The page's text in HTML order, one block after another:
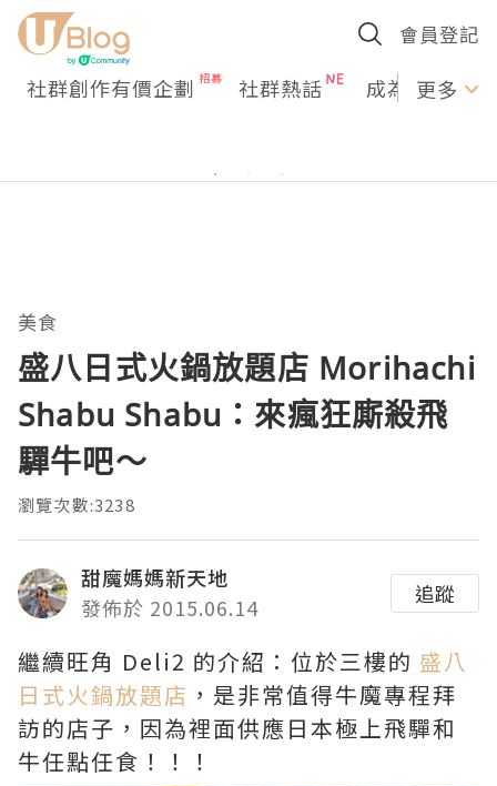
會員登記
社群創作有價企劃 社群熱話 成為U更多
美食
盛八日式火鍋放題店 Morihachi
Shabu Shabu：來瘋狂廝殺飛
驒牛吧～
瀏覽次數:3238
甜魔媽媽新天地
發佈於 2015.06.14
追蹤
繼續旺角 Deli2 的介紹：位於三樓的 盛八
日式火鍋放題店 ，是非常值得牛魔專程拜
訪的店子，因為裡面供應日本極上飛驒和
牛任點任食！！！